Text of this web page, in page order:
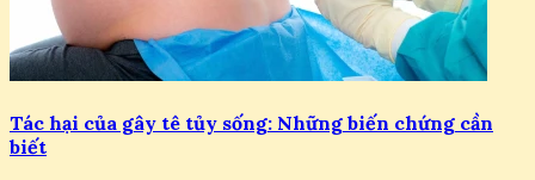
Tác hại của gây tê tủy sống: Những biến chứng cần
biết